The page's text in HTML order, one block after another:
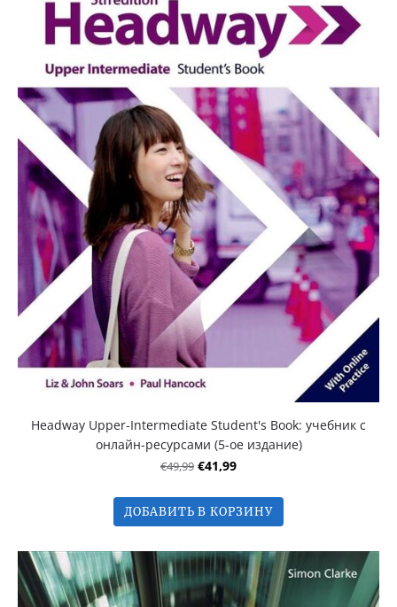
Headway Upper-Intermediate Student's Book: учебник с
онлайн-ресурсами (5-ое издание)
€49,99 €41,99
ДОБАВИТЬ В КОРЗИНУ